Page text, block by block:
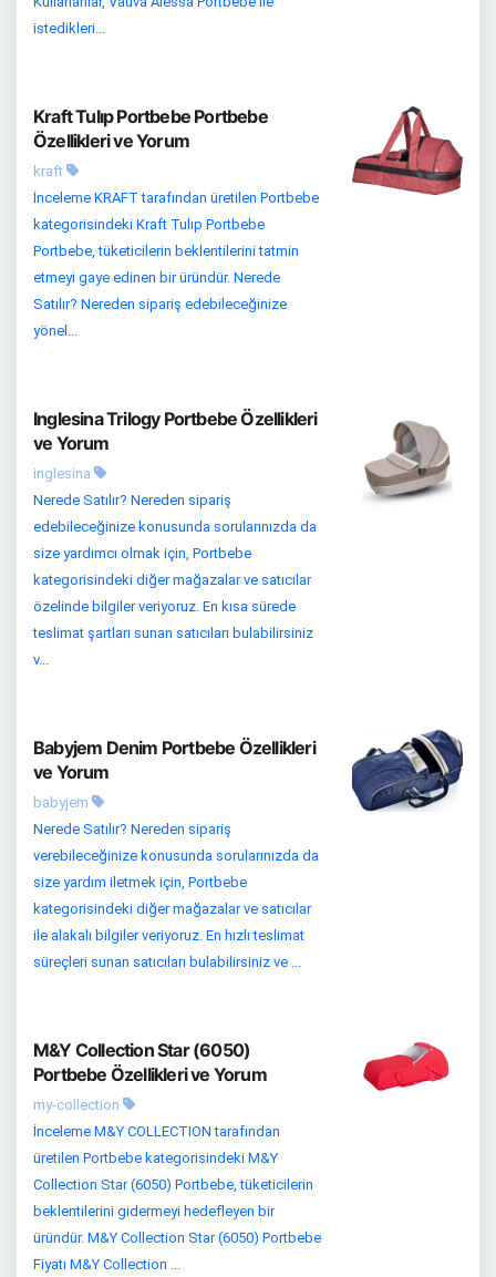
istedikleri...
Kraft Tulıp Portbebe Portbebe
Özellikleri ve Yorum
kraft
İnceleme KRAFT tarafından üretilen Portbebe
kategorisindeki Kraft Tulıp Portbebe
Portbebe, tüketicilerin beklentilerini tatmin
etmeyi gaye edinen bir üründür. Nerede
Satılır? Nereden sipariş edebileceğinize
yönel...
Inglesina Trilogy Portbebe Özellikleri
ve Yorum
inglesina
Nerede Satılır? Nereden sipariş
edebileceğinize konusunda sorularınızda da
size yardımcı olmak için, Portbebe
kategorisindeki diğer mağazalar ve satıcılar
özelinde bilgiler veriyoruz. En kısa sürede
teslimat şartları sunan satıcıları bulabilirsiniz
v...
Babyjem Denim Portbebe Özellikleri
ve Yorum
babyjem
Nerede Satılır? Nereden sipariş
verebileceğinize konusunda sorularınızda da
size yardım iletmek için, Portbebe
kategorisindeki diğer mağazalar ve satıcılar
ile alakalı bilgiler veriyoruz. En hızlı teslimat
süreçleri sunan satıcıları bulabilirsiniz ve ...
M&Y Collection Star (6050)
Portbebe Özellikleri ve Yorum
my-collection
İnceleme M&Y COLLECTION tarafından
üretilen Portbebe kategorisindeki M&Y
Collection Star (6050) Portbebe, tüketicilerin
beklentilerini gidermeyi hedefleyen bir
üründür. M&Y Collection Star (6050) Portbebe
Fiyatı M&Y Collection ...